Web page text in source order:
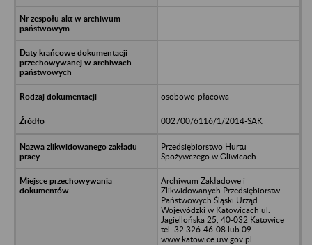
osobowo-płacowa
002700/6116/1/2014-SAK
Przedsiębiorstwo Hurtu
Spożywczego w Gliwicach
Archiwum Zakładowe i
Zlikwidowanych Przedsiębiorstw
Państwowych Śląski Urząd
Wojewódzki w Katowicach ul.
Jagiellońska 25, 40-032 Katowice
tel. 32 326-46-08 lub 09
www.katowice.uw.gov.pl